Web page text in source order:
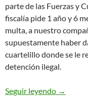
parte de las Fuerzas y
fiscalía pide 1 año y 6
multa, a nuestro
supuestamente haber
cuartelillo donde se le
detención ilegal.
Seguir leyendo →